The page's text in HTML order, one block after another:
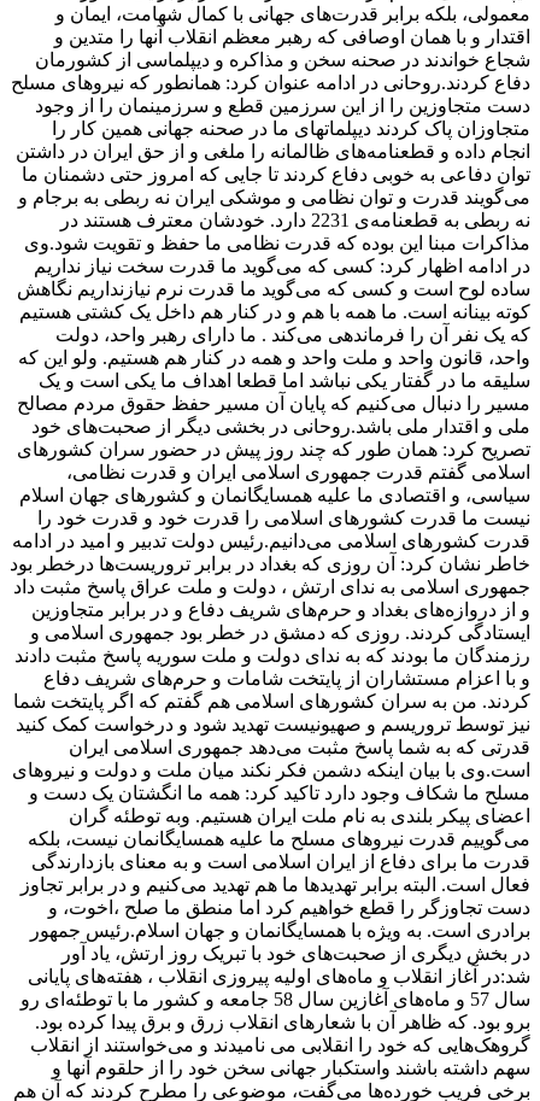
معمولی، بلکه برابر قدرت‌های جهانی با کمال شهامت، ایمان و
اقتدار و با همان اوصافی که رهبر معظم انقلاب آنها را متدین و
شجاع خواندند در صحنه سخن و مذاکره و دیپلماسی از کشورمان
دفاع کردند.روحانی در ادامه عنوان کرد: ‌همانطور که نیروهای مسلح
دست متجاوزین را از این سرزمین قطع و سرزمینمان را از وجود
متجاوزان پاک کردند دیپلماتهای ما در صحنه جهانی همین کار را
انجام داده و قطعنامه‌های ظالمانه را ملغی و از حق ایران در داشتن
توان دفاعی به خوبی دفاع کردند تا جایی که امروز حتی دشمنان ما
می‌گویند قدرت و توان نظامی و موشکی ایران نه ربطی به برجام و
نه ربطی به قطعنامه‌ی 2231 دارد. خودشان معترف هستند در
مذاکرات مبنا این بوده که قدرت نظامی ما حفظ و تقویت شود.وی
در ادامه اظهار کرد: کسی که می‌گوید ما قدرت سخت نیاز نداریم
ساده لوح است و کسی که می‌گوید ما قدرت نرم نیازنداریم نگاهش
کوته بینانه است. ما همه با هم و در کنار هم داخل یک کشتی هستیم
که یک نفر آن را فرماندهی می‌کند . ما دارای رهبر واحد، دولت
واحد، قانون واحد و ملت واحد و همه در کنار هم هستیم. ولو این که
سلیقه ما در گفتار یکی نباشد اما قطعا اهداف ما یکی است و یک
مسیر را دنبال می‌کنیم که پایان آن مسیر حفظ حقوق مردم مصالح
ملی و اقتدار ملی باشد.روحانی در بخشی دیگر از صحبت‌های خود
تصریح کرد:‌ همان طور که چند روز پیش در حضور سران کشورهای
اسلامی گفتم قدرت جمهوری اسلامی ایران و قدرت نظامی،
سیاسی، و اقتصادی ما علیه همسایگانمان و کشورهای جهان اسلام
نیست ما قدرت کشورهای اسلامی را قدرت خود و قدرت خود را
قدرت کشورهای اسلامی می‌دانیم.رئیس دولت تدبیر و امید در ادامه
خاطر نشان کرد: آن روزی که بغداد در برابر تروریست‌ها درخطر بود
جمهوری اسلامی به ندای ارتش ، دولت و ملت عراق پاسخ مثبت داد
و از دروازه‌های بغداد و حرم‌های شریف دفاع و در برابر متجاوزین
ایستادگی کردند. روزی که دمشق در خطر بود جمهوری اسلامی و
رزمندگان ما بودند که به ندای دولت و ملت سوریه پاسخ مثبت دادند
و با اعزام مستشاران از پایتخت شامات و حرم‌های شریف دفاع
کردند. من به سران کشورهای اسلامی هم گفتم که اگر پایتخت شما
نیز توسط تروریسم و صهیونیست تهدید شود و درخواست کمک کنید
قدرتی که به شما پاسخ مثبت می‌دهد جمهوری اسلامی ایران
است.وی با بیان اینکه دشمن فکر نکند میان ملت و دولت و نیروهای
مسلح ما شکاف وجود دارد تاکید کرد: همه ما انگشتان یک دست و
اعضای پیکر بلندی به نام ملت ایران هستیم. وبه توطئه گران
می‌گوییم قدرت نیروهای مسلح ما علیه همسایگانمان نیست، بلکه
قدرت ما برای دفاع از ایران اسلامی است و به معنای بازدارندگی
فعال است. البته برابر تهدیدها ما هم تهدید می‌کنیم و در برابر تجاوز
دست تجاوزگر را قطع خواهیم کرد اما منطق ما صلح ،اخوت، و
برادری است. به ویژه با همسایگانمان و جهان اسلام.رئیس جمهور
در بخش دیگری از صحبت‌های خود با تبریک روز ارتش، یاد آور
شد:در آغاز انقلاب و ماه‌های اولیه پیروزی انقلاب ، هفته‌های پایانی
سال 57 و ماه‌های آغازین سال 58 جامعه و کشور ما با توطئه‌ای رو
برو بود. که ظاهر آن با شعارهای انقلاب زرق و برق پیدا کرده بود.
گروهک‌هایی که خود را انقلابی می نامیدند و می‌خواستند از انقلاب
سهم داشته باشند واستکبار جهانی سخن خود را از حلقوم آنها و
برخی فریب خورده‌ها می‌گفت، موضوعی را مطرح کردند که آن هم